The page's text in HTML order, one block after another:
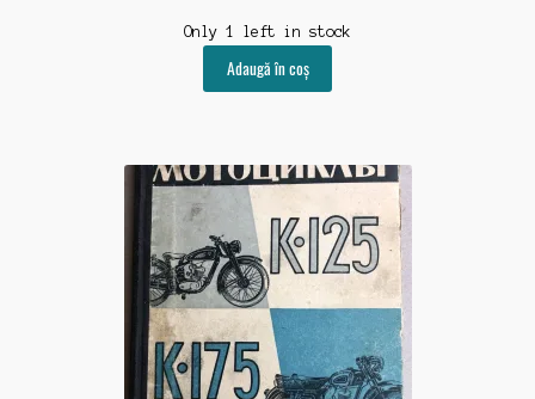
Only 1 left in stock
Adaugă în coș